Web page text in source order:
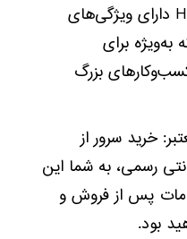
۳- امنیت سرور: سرورهای HP دارای ویژگی‌های
برای
بزرگ
خرید سرور از
رسمی، به شما این
پس از فروش و
بود.